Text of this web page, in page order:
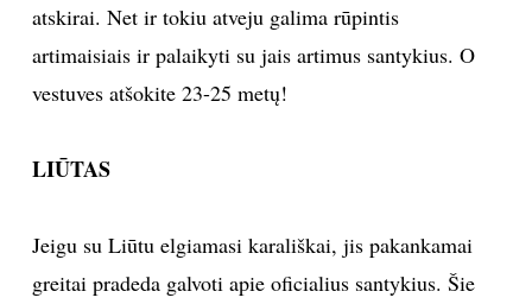
atskirai. Net ir tokiu atveju galima rūpintis
artimaisiais ir palaikyti su jais artimus santykius. O
vestuves atšokite 23-25 metų!
LIŪTAS
Jeigu su Liūtu elgiamasi karališkai, jis pakankamai
greitai pradeda galvoti apie oficialius santykius. Šie